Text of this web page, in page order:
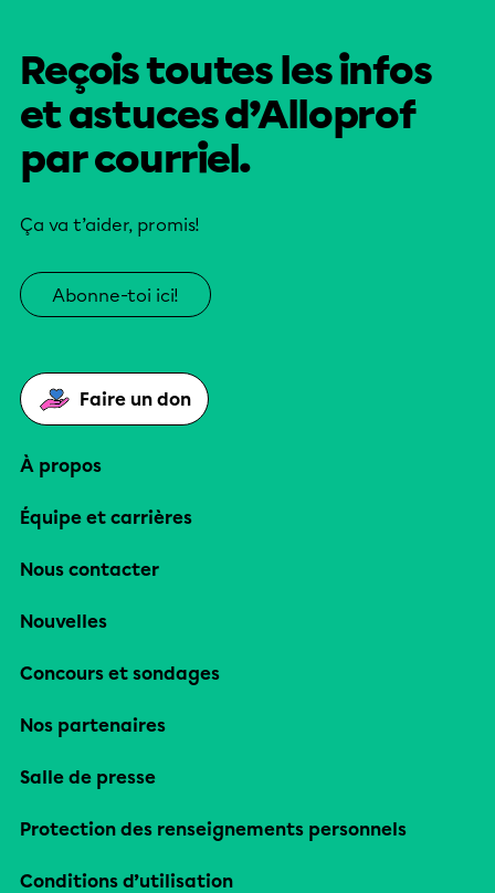
Reçois toutes les infos
et astuces d’Alloprof
par courriel.
Ça va t’aider, promis!
Abonne-toi ici!
Faire un don
À propos
Équipe et carrières
Nous contacter
Nouvelles
Concours et sondages
Nos partenaires
Salle de presse
Protection des renseignements personnels
Conditions d’utilisation